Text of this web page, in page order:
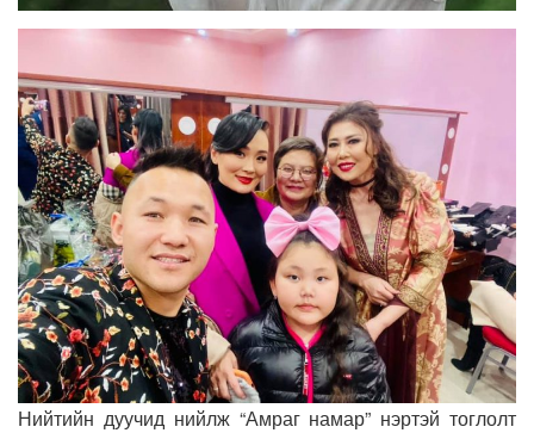
Нийтийн дуучид нийлж “Амраг намар” нэртэй тоглолт